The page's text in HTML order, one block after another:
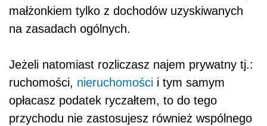
małżonkiem tylko z dochodów uzyskiwanych
na zasadach ogólnych.
Jeżeli natomiast rozliczasz najem prywatny tj.:
ruchomości, nieruchomości i tym samym
opłacasz podatek ryczałtem, to do tego
przychodu nie zastosujesz również wspólnego